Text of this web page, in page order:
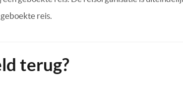
reis.
terug?